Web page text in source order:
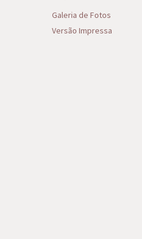
Galeria de Fotos
Versão Impressa